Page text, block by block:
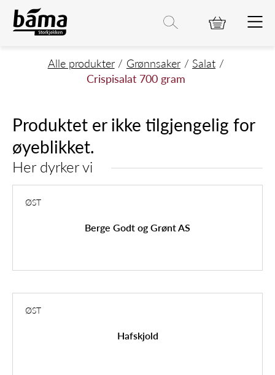
Crispisalat 700 gram
Hovedinnhold
Hovedmeny
Hovedmeny
Alle produkter Grønnsaker
Salat
Crispisalat 700 gram
Produktet er ikke tilgjengelig for
øyeblikket.
Her dyrker vi
ØST
Berge Godt og Grønt AS
ØST
Hafskjold